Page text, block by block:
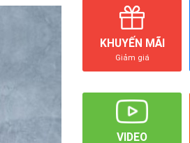
KHUYẾN MÃI
Giảm giá
VIDEO